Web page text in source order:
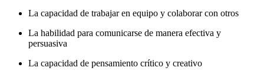
La capacidad de trabajar en equipo y colaborar con otros
La habilidad para comunicarse de manera efectiva y
persuasiva
La capacidad de pensamiento crítico y creativo